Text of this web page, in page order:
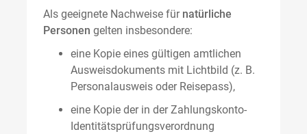
Als geeignete Nachweise für natürliche
Personen gelten insbesondere:
eine Kopie eines gültigen amtlichen
Ausweisdokuments mit Lichtbild (z. B.
Personalausweis oder Reisepass),
eine Kopie der in der Zahlungskonto-
Identitätsprüfungsverordnung